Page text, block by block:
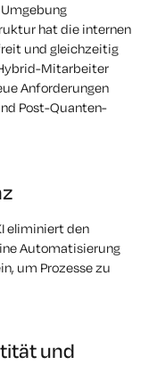
hat die internen
und gleichzeitig
Mitarbeiter
Anforderungen
Post-Quanten-
eliminiert den
Automatisierung
um Prozesse zu
und